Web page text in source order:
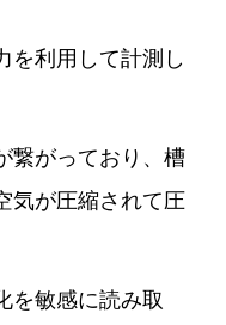
を利用して計測し
繋がっており、槽
気が圧縮されて圧
を敏感に読み取